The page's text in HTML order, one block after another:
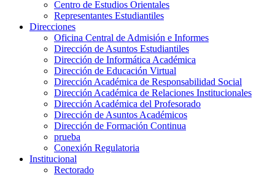
Centro de Estudios Orientales
Representantes Estudiantiles
Direcciones
Oficina Central de Admisión e Informes
Dirección de Asuntos Estudiantiles
Dirección de Informática Académica
Dirección de Educación Virtual
Dirección Académica de Responsabilidad Social
Dirección Académica de Relaciones Institucionales
Dirección Académica del Profesorado
Dirección de Asuntos Académicos
Dirección de Formación Continua
prueba
Conexión Regulatoria
Institucional
Rectorado